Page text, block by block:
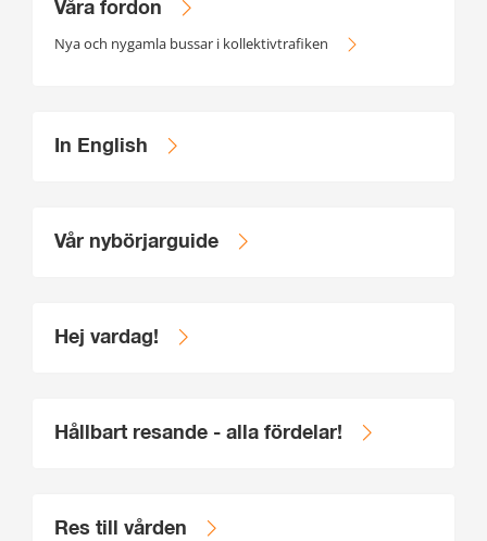
Våra fordon
Nya och nygamla bussar i kollektivtrafiken
In English
Vår nybörjarguide
Hej vardag!
Hållbart resande - alla fördelar!
Res till vården